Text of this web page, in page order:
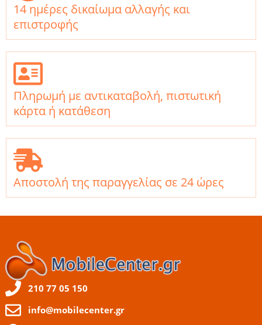
14 ημέρες δικαίωμα αλλαγής και
επιστροφής
Πληρωμή με αντικαταβολή, πιστωτική
κάρτα ή κατάθεση
Αποστολή της παραγγελίας σε 24 ώρες
210 77 05 150
info@mobilecenter.gr